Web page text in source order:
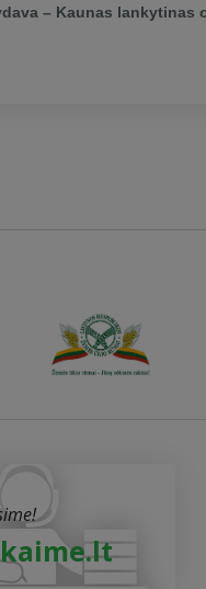
– Kaunas lankytinas